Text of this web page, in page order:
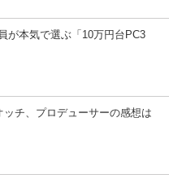
が本気で選ぶ「10万円台PC3
ッチ、プロデューサーの感想は